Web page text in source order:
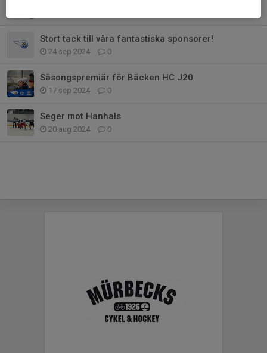
Stort tack till våra fantastiska sponsorer!
24 sep 2024 0
Säsongspremiär för Bäcken HC J20
17 sep 2024 0
Seger mot Hanhals
20 aug 2024 0